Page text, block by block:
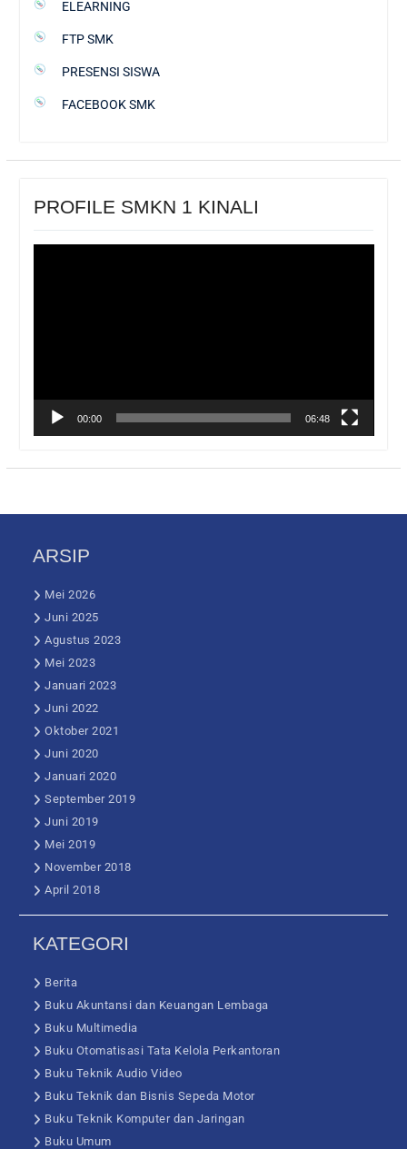
ELEARNING
FTP SMK
PRESENSI SISWA
FACEBOOK SMK
PROFILE SMKN 1 KINALI
00:00 06:48
ARSIP
Mei 2026
Juni 2025
Agustus 2023
Mei 2023
Januari 2023
Juni 2022
Oktober 2021
Juni 2020
Januari 2020
September 2019
Juni 2019
Mei 2019
November 2018
April 2018
KATEGORI
Berita
Buku Akuntansi dan Keuangan Lembaga
Buku Multimedia
Buku Otomatisasi Tata Kelola Perkantoran
Buku Teknik Audio Video
Buku Teknik dan Bisnis Sepeda Motor
Buku Teknik Komputer dan Jaringan
Buku Umum